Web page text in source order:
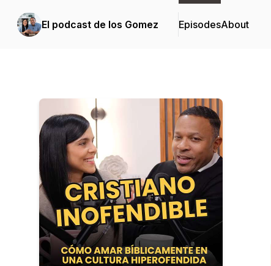
El podcast de los Gomez EpisodesAbout